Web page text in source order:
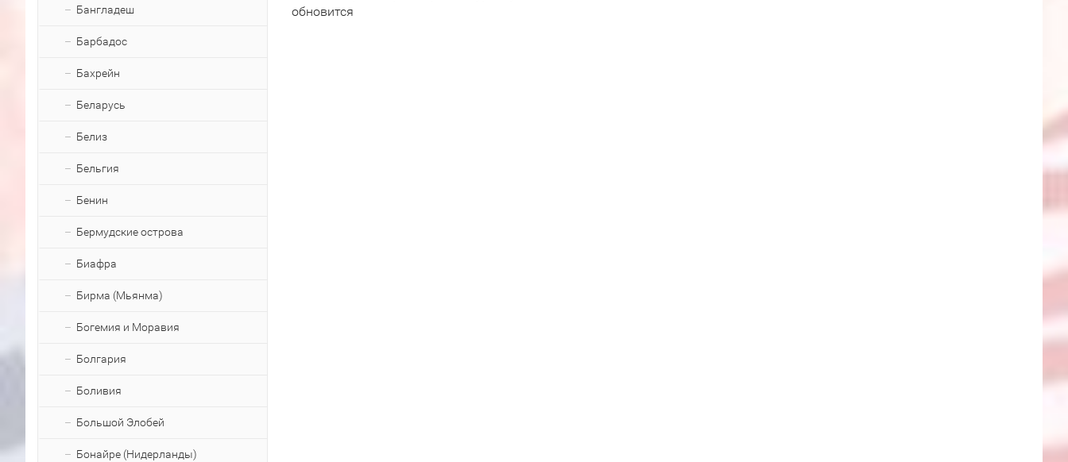
Бангладеш
Барбадос
Бахрейн
Беларусь
Белиз
Бельгия
Бенин
Бермудские острова
Биафра
Бирма (Мьянма)
Богемия и Моравия
Болгария
Боливия
Большой Элобей
Бонайре (Нидерланды)
обновится